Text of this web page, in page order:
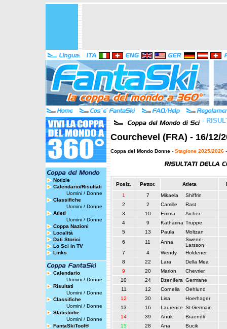
Notizie
Calendario/Risultati
Uomini / Donne
Classifiche
Uomini / Donne
Atleti
Uomini / Donne
Coppa Nazioni
Località
Dati Storici
Lo Sci in TV
Links
Calendario
Uomini / Donne
Risultati
Uomini / Donne
Classifiche
Uomini / Donne
Statistiche
Uomini / Donne
FantaSkiTool®
-
Courchevel (FRA) - 16/12/
Coppa del Mondo Donne - Stagione 2025/2026
Posiz. Pettor. Atleta
1
7 Mikaela
Shiffrin
2
2 Camille
Rast
3
10 Emma
Aicher
4
9 Katharina Truppe
5
13 Paula
Moltzan
6
11 Anna
Swenn-
Larsson
7
4 Wendy
Holdener
8
22 Lara
Della Mea
9
20 Marion
Chevrier
10
24 Dzenifera Germane
11
12 Cornelia
Oehlund
12
30 Lisa
Hoerhager
13
16 Laurence St-Germain
14
39 Anuk
Braendli
15
28 Ana
Bucik